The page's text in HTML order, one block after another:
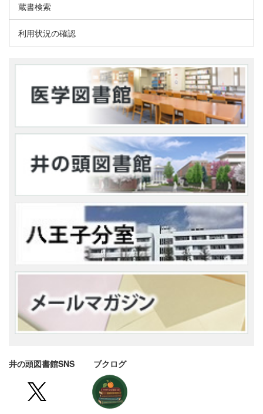
蔵書検索
利用状況の確認
井の頭図書館SNS ブクログ